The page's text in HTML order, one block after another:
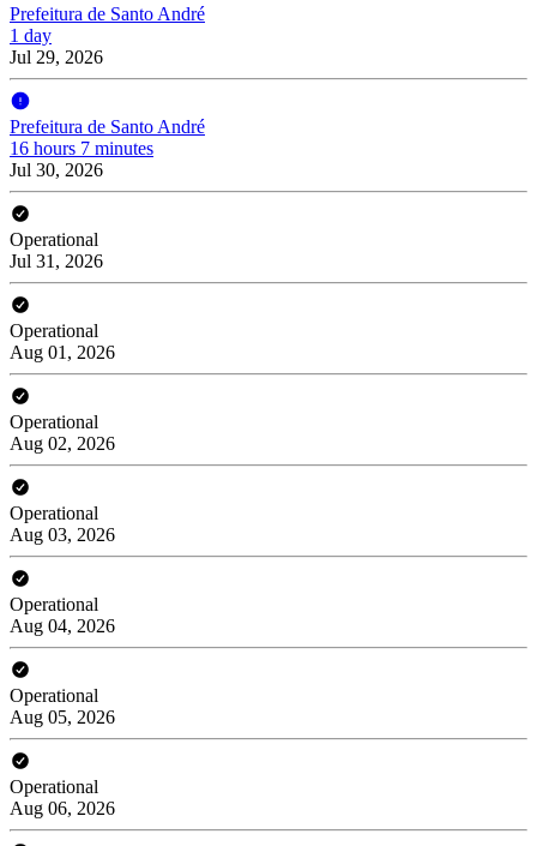
Prefeitura de Santo André
1 day
Jul 29, 2026
Prefeitura de Santo André
16 hours 7 minutes
Jul 30, 2026
Operational
Jul 31, 2026
Operational
Aug 01, 2026
Operational
Aug 02, 2026
Operational
Aug 03, 2026
Operational
Aug 04, 2026
Operational
Aug 05, 2026
Operational
Aug 06, 2026